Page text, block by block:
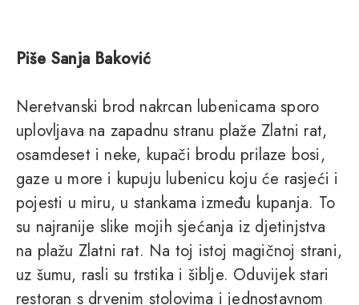
Piše Sanja Baković
Neretvanski brod nakrcan lubenicama sporo
uplovljava na zapadnu stranu plaže Zlatni rat,
osamdeset i neke, kupači brodu prilaze bosi,
gaze u more i kupuju lubenicu koju će rasjeći i
pojesti u miru, u stankama između kupanja. To
su najranije slike mojih sjećanja iz djetinjstva
na plažu Zlatni rat. Na toj istoj magičnoj strani,
uz šumu, rasli su trstika i šiblje. Oduvijek stari
restoran s drvenim stolovima i jednostavnom